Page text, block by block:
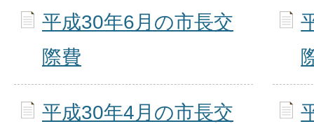
平成30年6月の市長交
際費
平成30年4月の市長交